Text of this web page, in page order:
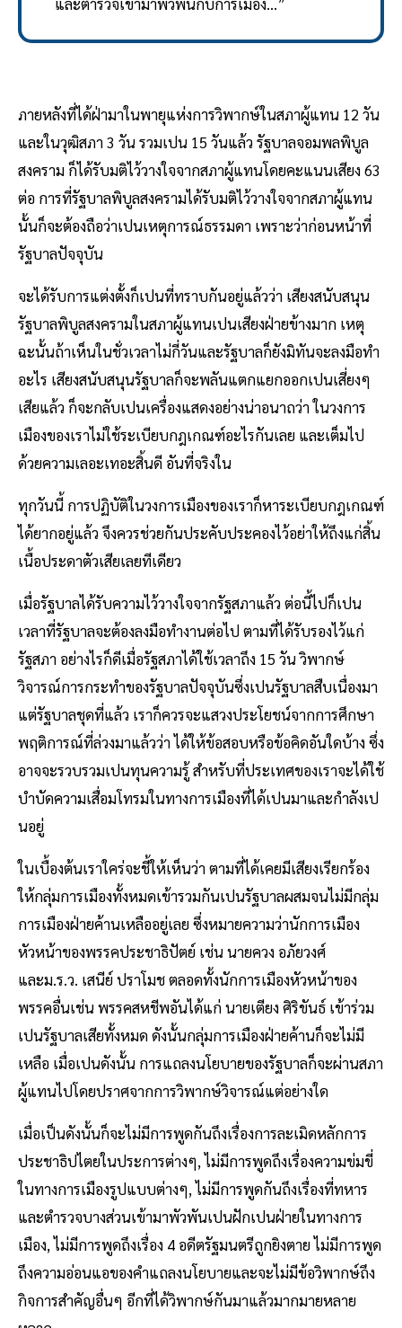
ภายหลังที่ได้ฝ่ามาในพายุแห่งการวิพากษ์ในสภาผู้แทน 12 วัน
และในวุฒิสภา 3 วัน รวมเปน 15 วันแล้ว รัฐบาลจอมพลพิบูล
สงคราม ก็ได้รับมติไว้วางใจจากสภาผู้แทนโดยคะแนนเสียง 63
ต่อ การที่รัฐบาลพิบูลสงครามได้รับมติไว้วางใจจากสภาผู้แทน
นั้นก็จะต้องถือว่าเปนเหตุการณ์ธรรมดา เพราะว่าก่อนหน้าที่
รัฐบาลปัจจุบัน
จะได้รับการแต่งตั้งก็เปนที่ทราบกันอยู่แล้วว่า เสียงสนับสนุน
รัฐบาลพิบูลสงครามในสภาผู้แทนเปนเสียงฝ่ายข้างมาก เหตุ
ฉะนั้นถ้าเห็นในชั่วเวลาไม่กี่วันและรัฐบาลก็ยังมิทันจะลงมือทำ
อะไร เสียงสนับสนุนรัฐบาลก็จะพลันแตกแยกออกเปนเสี่ยงๆ
เสียแล้ว ก็จะกลับเปนเครื่องแสดงอย่างน่าอนาถว่า ในวงการ
เมืองของเราไม่ใช้ระเบียบกฎเกณฑ์อะไรกันเลย และเต็มไป
ด้วยความเลอะเทอะสิ้นดี อันที่จริงใน
ทุกวันนี้ การปฏิบัติในวงการเมืองของเราก็หาระเบียบกฎเกณฑ์
ได้ยากอยู่แล้ว จึงควรช่วยกันประคับประคองไว้อย่าให้ถึงแก่สิ้น
เนื้อประดาตัวเสียเลยทีเดียว
เมื่อรัฐบาลได้รับความไว้วางใจจากรัฐสภาแล้ว ต่อนี้ไปก็เปน
เวลาที่รัฐบาลจะต้องลงมือทำงานต่อไป ตามที่ได้รับรองไว้แก่
รัฐสภา อย่างไรก็ดีเมื่อรัฐสภาได้ใช้เวลาถึง 15 วัน วิพากษ์
วิจารณ์การกระทำของรัฐบาลปัจจุบันซึ่งเปนรัฐบาลสืบเนื่องมา
แต่รัฐบาลชุดที่แล้ว เราก็ควรจะแสวงประโยชน์จากการศึกษา
พฤติการณ์ที่ล่วงมาแล้วว่า ได้ให้ข้อสอบหรือข้อคิดอันใดบ้าง ซึ่ง
อาจจะรวบรวมเปนทุนความรู้ สำหรับที่ประเทศของเราจะได้ใช้
บำบัดความเสื่อมโทรมในทางการเมืองที่ได้เปนมาและกำลังเป
นอยู่
ในเบื้องต้นเราใคร่จะชี้ให้เห็นว่า ตามที่ได้เคยมีเสียงเรียกร้อง
ให้กลุ่มการเมืองทั้งหมดเข้ารวมกันเปนรัฐบาลผสมจนไม่มีกลุ่ม
การเมืองฝ่ายค้านเหลืออยู่เลย ซึ่งหมายความว่านักการเมือง
หัวหน้าของพรรคประชาธิปัตย์ เช่น นายควง อภัยวงศ์
และม.ร.ว. เสนีย์ ปราโมช ตลอดทั้งนักการเมืองหัวหน้าของ
พรรคอื่นเช่น พรรคสหชีพอันได้แก่ นายเตียง ศิริขันธ์ เข้าร่วม
เปนรัฐบาลเสียทั้งหมด ดังนั้นกลุ่มการเมืองฝ่ายค้านก็จะไม่มี
เหลือ เมื่อเปนดังนั้น การแถลงนโยบายของรัฐบาลก็จะผ่านสภา
ผู้แทนไปโดยปราศจากการวิพากษ์วิจารณ์แต่อย่างใด
เมื่อเป็นดังนั้นก็จะไม่มีการพูดกันถึงเรื่องการละเมิดหลักการ
ประชาธิปไตยในประการต่างๆ, ไม่มีการพูดถึงเรื่องความข่มขี่
ในทางการเมืองรูปแบบต่างๆ, ไม่มีการพูดกันถึงเรื่องที่ทหาร
และตำรวจบางส่วนเข้ามาพัวพันเปนฝักเปนฝ่ายในทางการ
เมือง, ไม่มีการพูดถึงเรื่อง 4 อดีตรัฐมนตรีถูกยิงตาย ไม่มีการพูด
ถึงความอ่อนแอของคำแถลงนโยบายและจะไม่มีข้อวิพากษ์ถึง
กิจการสำคัญอื่นๆ อีกที่ได้วิพากษ์กันมาแล้วมากมายหลาย